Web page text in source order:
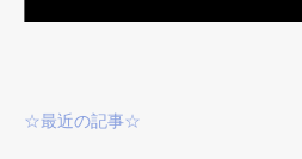
☆最近の記事☆